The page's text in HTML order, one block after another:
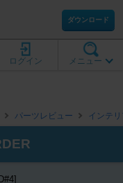
ダウンロード
メニュー
ログイン
パーツレビュー インテ